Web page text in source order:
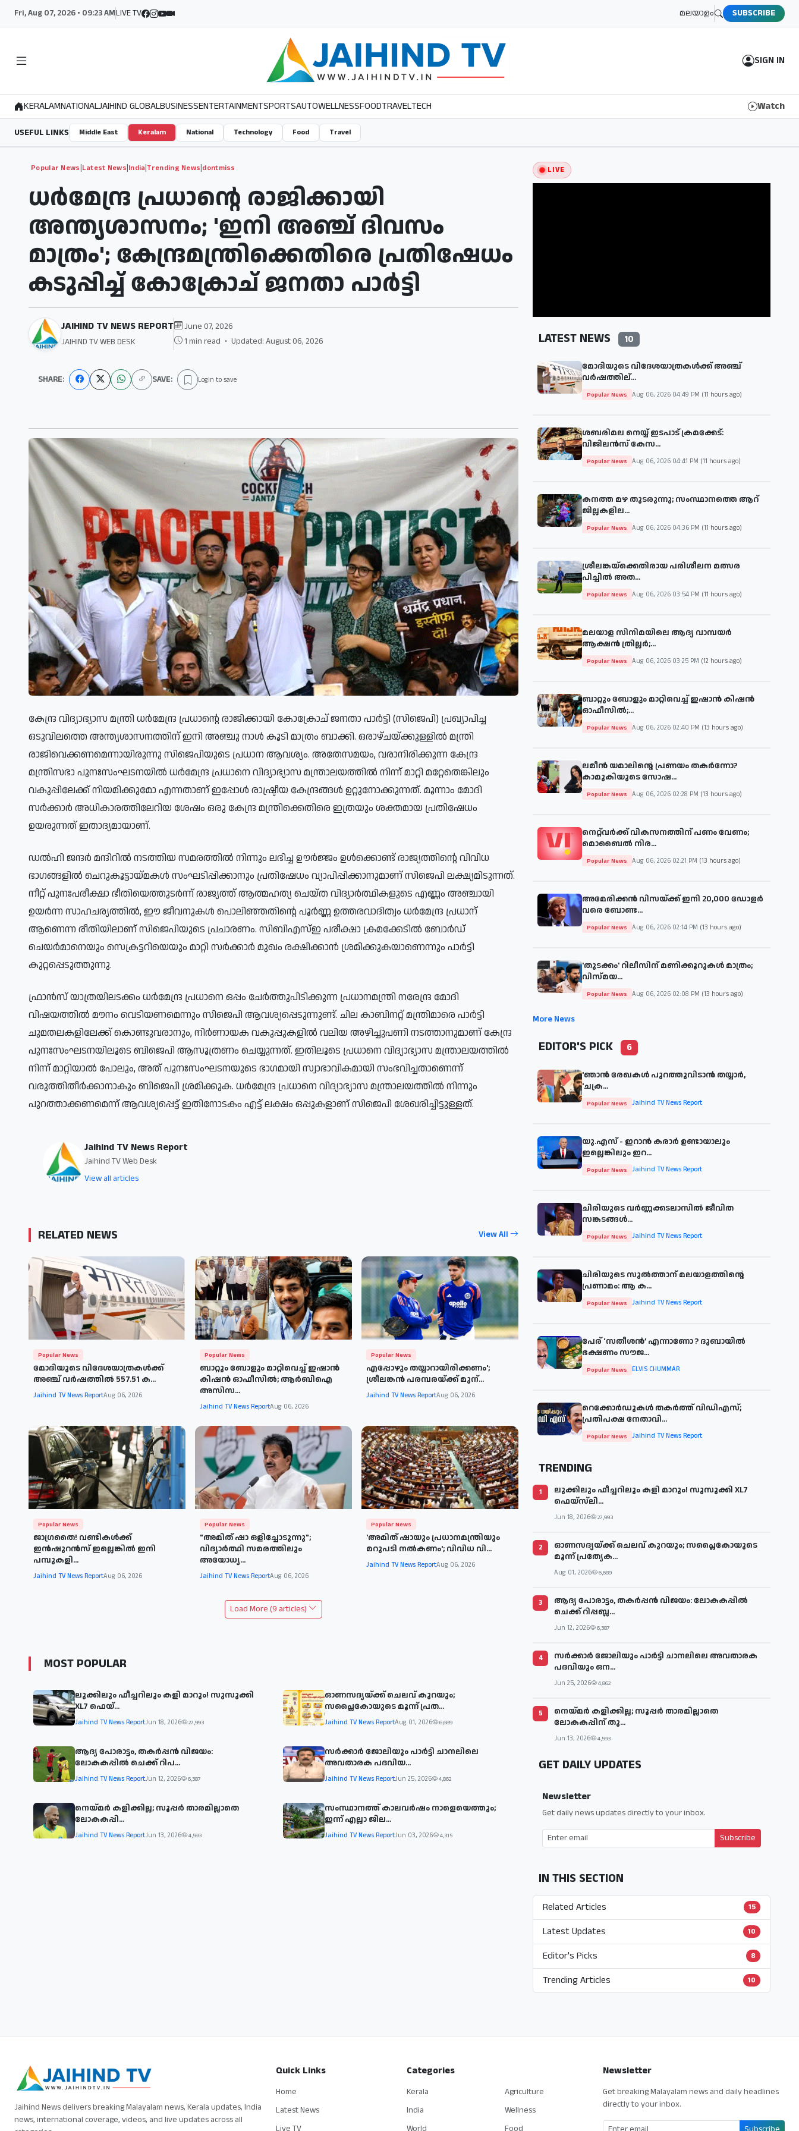
Fri, Aug 07, 2026 • 09:23 AMLIVE TV മലയാളം SUBSCRIBE
SIGN IN
KERALAMNATIONALJAIHIND GLOBALBUSINESSENTERTAINMENTSPORTSAUTOWELLNESSFOODTRAVELTECH Watch
USEFUL LINKS Middle East Keralam National Technology Food Travel
Popular News|Latest News|India|Trending News|dontmiss
ധർമേന്ദ്ര പ്രധാന്റെ രാജിക്കായി
അന്ത്യശാസനം; 'ഇനി അഞ്ച് ദിവസം
മാത്രം'; കേന്ദ്രമന്ത്രിക്കെതിരെ പ്രതിഷേധം
കടുപ്പിച്ച് കോക്രോച് ജനതാ പാർട്ടി
JAIHIND TV NEWS REPORT
JAIHIND TV WEB DESK
June 07, 2026
1 min read • Updated: August 06, 2026
SHARE: SAVE: Login to save
കേന്ദ്ര വിദ്യാഭ്യാസ മന്ത്രി ധർമേന്ദ്ര പ്രധാന്റെ രാജിക്കായി കോക്രോച് ജനതാ പാർട്ടി (സിജെപി) പ്രഖ്യാപിച്ച
ഒടുവിലത്തെ അന്ത്യശാസനത്തിന് ഇനി അഞ്ചു നാൾ കൂടി മാത്രം ബാക്കി. ഒരാഴ്ചയ്ക്കുള്ളിൽ മന്ത്രി
രാജിവെക്കണമെന്നായിരുന്നു സിജെപിയുടെ പ്രധാന ആവശ്യം. അതേസമയം, വരാനിരിക്കുന്ന കേന്ദ്ര
മന്ത്രിസഭാ പുനഃസംഘടനയിൽ ധർമേന്ദ്ര പ്രധാനെ വിദ്യാഭ്യാസ മന്ത്രാലയത്തിൽ നിന്ന് മാറ്റി മറ്റേതെങ്കിലും
വകുപ്പിലേക്ക് നിയമിക്കുമോ എന്നതാണ് ഇപ്പോൾ രാഷ്ട്രീയ കേന്ദ്രങ്ങൾ ഉറ്റുനോക്കുന്നത്. മൂന്നാം മോദി
സർക്കാർ അധികാരത്തിലേറിയ ശേഷം ഒരു കേന്ദ്ര മന്ത്രിക്കെതിരെ ഇത്രയും ശക്തമായ പ്രതിഷേധം
ഉയരുന്നത് ഇതാദ്യമായാണ്.
ഡൽഹി ജന്ദർ മന്ദിറിൽ നടത്തിയ സമരത്തിൽ നിന്നും ലഭിച്ച ഊർജ്ജം ഉൾക്കൊണ്ട് രാജ്യത്തിന്റെ വിവിധ
ഭാഗങ്ങളിൽ ചെറുകൂട്ടായ്മകൾ സംഘടിപ്പിക്കാനും പ്രതിഷേധം വ്യാപിപ്പിക്കാനുമാണ് സിജെപി ലക്ഷ്യമിടുന്നത്.
നീറ്റ് പുനഃപരീക്ഷാ ഭീതിയെത്തുടർന്ന് രാജ്യത്ത് ആത്മഹത്യ ചെയ്ത വിദ്യാർത്ഥികളുടെ എണ്ണം അഞ്ചായി
ഉയർന്ന സാഹചര്യത്തിൽ, ഈ ജീവനുകൾ പൊലിഞ്ഞതിന്റെ പൂർണ്ണ ഉത്തരവാദിത്വം ധർമേന്ദ്ര പ്രധാന്
ആണെന്ന രീതിയിലാണ് സിജെപിയുടെ പ്രചാരണം. സിബിഎസ്ഇ പരീക്ഷാ ക്രമക്കേടിൽ ബോർഡ്
ചെയർമാനെയും സെക്രട്ടറിയെയും മാറ്റി സർക്കാർ മുഖം രക്ഷിക്കാൻ ശ്രമിക്കുകയാണെന്നും പാർട്ടി
കുറ്റപ്പെടുത്തുന്നു.
ഫ്രാൻസ് യാത്രയിലടക്കം ധർമേന്ദ്ര പ്രധാനെ ഒപ്പം ചേർത്തുപിടിക്കുന്ന പ്രധാനമന്ത്രി നരേന്ദ്ര മോദി
വിഷയത്തിൽ മൗനം വെടിയണമെന്നും സിജെപി ആവശ്യപ്പെടുന്നുണ്ട്. ചില കാബിനറ്റ് മന്ത്രിമാരെ പാർട്ടി
ചുമതലകളിലേക്ക് കൊണ്ടുവരാനും, നിർണായക വകുപ്പുകളിൽ വലിയ അഴിച്ചുപണി നടത്താനുമാണ് കേന്ദ്ര
പുനഃസംഘടനയിലൂടെ ബിജെപി ആസൂത്രണം ചെയ്യുന്നത്. ഇതിലൂടെ പ്രധാനെ വിദ്യാഭ്യാസ മന്ത്രാലയത്തിൽ
നിന്ന് മാറ്റിയാൽ പോലും, അത് പുനഃസംഘടനയുടെ ഭാഗമായി സ്വാഭാവികമായി സംഭവിച്ചതാണെന്ന്
വരുത്തിതീർക്കാനാകും ബിജെപി ശ്രമിക്കുക. ധർമേന്ദ്ര പ്രധാനെ വിദ്യാഭ്യാസ മന്ത്രാലയത്തിൽ നിന്നും
പുറത്താക്കണമെന്ന് ആവശ്യപ്പെട്ട് ഇതിനോടകം എട്ട് ലക്ഷം ഒപ്പുകളാണ് സിജെപി ശേഖരിച്ചിട്ടുള്ളത്.
Jaihind TV News Report
Jaihind TV Web Desk
View all articles
RELATED NEWS View All
Popular News
മോദിയുടെ വിദേശയാത്രകള്‍ക്ക്
അഞ്ച് വര്‍ഷത്തില്‍ 557.51 ക...
Jaihind TV News ReportAug 06, 2026
Popular News
ബാറ്റും ബോളും മാറ്റിവെച്ച് ഇഷാൻ
കിഷൻ ഓഫീസിൽ; ആർബിഐ
അസിസ...
Jaihind TV News ReportAug 06, 2026
Popular News
എപ്പോഴും തയ്യാറായിരിക്കണം';
ശ്രീലങ്കൻ പരമ്പരയ്ക്ക് മുന്...
Jaihind TV News ReportAug 06, 2026
Popular News
ജാഗ്രതൈ! വണ്ടികള്‍ക്ക്
ഇൻഷുറൻസ് ഇല്ലെങ്കിൽ ഇനി
പമ്പുകളി...
Jaihind TV News ReportAug 06, 2026
Popular News
"അമിത് ഷാ ഒളിച്ചോടുന്നു";
വിദ്യാർത്ഥി സമരത്തിലും
അയോധ്യ...
Jaihind TV News ReportAug 06, 2026
Popular News
'അമിത് ഷായും പ്രധാനമന്ത്രിയും
മറുപടി നല്‍കണം'; വിവിധ വി...
Jaihind TV News ReportAug 06, 2026
Load More (9 articles)
MOST POPULAR
ലുക്കിലും ഫീച്ചറിലും കളി മാറും! സുസുക്കി
XL7 ഫെയ്‌...
Jaihind TV News ReportJun 18, 2026 27,993
ഓണസദ്യയ്ക്ക് ചെലവ് കുറയും;
സപ്ലൈകോയുടെ മൂന്ന് പ്രത...
Jaihind TV News ReportAug 01, 2026 6,689
ആദ്യ പോരാട്ടം, തകർപ്പൻ വിജയം:
ലോകകപ്പിൽ ചെക്ക് റിപ...
Jaihind TV News ReportJun 12, 2026 6,387
സര്‍ക്കാര്‍ ജോലിയും പാര്‍ട്ടി ചാനലിലെ
അവതാരക പദവിയ...
Jaihind TV News ReportJun 25, 2026 4,862
നെയ്മര്‍ കളിക്കില്ല; സൂപ്പര്‍ താരമില്ലാതെ
ലോകകപ്പി...
Jaihind TV News ReportJun 13, 2026 4,593
സംസ്ഥാനത്ത് കാലവര്‍ഷം നാളെയെത്തും;
ഇന്ന് എല്ലാ ജില...
Jaihind TV News ReportJun 03, 2026 4,315
LIVE
LATEST NEWS 10
മോദിയുടെ വിദേശയാത്രകള്‍ക്ക് അഞ്ച്
വര്‍ഷത്തില്...
Popular News Aug 06, 2026 04:49 PM (11 hours ago)
ശബരിമല നെയ്യ് ഇടപാട് ക്രമക്കേട്:
വിജിലൻസ് കേസ...
Popular News Aug 06, 2026 04:41 PM (11 hours ago)
കനത്ത മഴ തുടരുന്നു; സംസ്ഥാനത്തെ ആറ്
ജില്ലകളില...
Popular News Aug 06, 2026 04:36 PM (11 hours ago)
ശ്രീലങ്കയ്‌ക്കെതിരായ പരിശീലന മത്സര
പിച്ചിൽ അത...
Popular News Aug 06, 2026 03:54 PM (11 hours ago)
മലയാള സിനിമയിലെ ആദ്യ വാമ്പയർ
ആക്ഷൻ ത്രില്ലർ;...
Popular News Aug 06, 2026 03:25 PM (12 hours ago)
ബാറ്റും ബോളും മാറ്റിവെച്ച് ഇഷാൻ കിഷൻ
ഓഫീസിൽ;...
Popular News Aug 06, 2026 02:40 PM (13 hours ago)
ലമീൻ യമാലിന്റെ പ്രണയം തകർന്നോ?
കാമുകിയുടെ സോഷ...
Popular News Aug 06, 2026 02:28 PM (13 hours ago)
നെറ്റ്‌വർക്ക് വികസനത്തിന് പണം വേണം;
മൊബൈൽ നിര...
Popular News Aug 06, 2026 02:21 PM (13 hours ago)
അമേരിക്കൻ വിസയ്ക്ക് ഇനി 20,000 ഡോളർ
വരെ ബോണ്ട...
Popular News Aug 06, 2026 02:14 PM (13 hours ago)
'തുടക്കം' റിലീസിന് മണിക്കൂറുകൾ മാത്രം;
വിസ്മയ...
Popular News Aug 06, 2026 02:08 PM (13 hours ago)
More News
EDITOR'S PICK 6
'ഞാന്‍ രേഖകള്‍ പുറത്തുവിടാന്‍ തയ്യാര്‍,
'ചക്ര...
Popular News Jaihind TV News Report
യു.എസ് - ഇറാൻ കരാർ ഉണ്ടായാലും
ഇല്ലെങ്കിലും ഇറ...
Popular News Jaihind TV News Report
ചിരിയുടെ വര്‍ണ്ണക്കടലാസില്‍ ജീവിത
സങ്കടങ്ങള്‍...
Popular News Jaihind TV News Report
ചിരിയുടെ സുൽത്താന് മലയാളത്തിന്റെ
പ്രണാമം: ആ ക...
Popular News Jaihind TV News Report
പേര് ‘സതീശന്‍’ എന്നാണോ ? ദുബായില്‍
ഭക്ഷണം സൗജ...
Popular News ELVIS CHUMMAR
റെക്കോർഡുകൾ തകർത്ത് വിഡിഎസ്;
പ്രതിപക്ഷ നേതാവി...
Popular News Jaihind TV News Report
TRENDING
1
ലുക്കിലും ഫീച്ചറിലും കളി മാറും! സുസുക്കി XL7
ഫെയ്‌സ്‌ലി...
Jun 18, 2026 27,993
2
ഓണസദ്യയ്ക്ക് ചെലവ് കുറയും; സപ്ലൈകോയുടെ
മൂന്ന് പ്രത്യേക...
Aug 01, 2026 6,689
3
ആദ്യ പോരാട്ടം, തകർപ്പൻ വിജയം: ലോകകപ്പിൽ
ചെക്ക് റിപ്പബ്ല...
Jun 12, 2026 6,387
4
സര്‍ക്കാര്‍ ജോലിയും പാര്‍ട്ടി ചാനലിലെ അവതാരക
പദവിയും ഒന...
Jun 25, 2026 4,862
5
നെയ്മര്‍ കളിക്കില്ല; സൂപ്പര്‍ താരമില്ലാതെ
ലോകകപ്പിന് തു...
Jun 13, 2026 4,593
GET DAILY UPDATES
Newsletter
Get daily news updates directly to your inbox.
Subscribe
IN THIS SECTION
Related Articles 15
Latest Updates 10
Editor's Picks 8
Trending Articles 10
Jaihind News delivers breaking Malayalam news, Kerala updates, India
news, international coverage, videos, and live updates across all
Quick Links
Home
Latest News
Live TV
Categories
Kerala
India
World
Agriculture
Wellness
Food
Newsletter
Get breaking Malayalam news and daily headlines
directly to your inbox.